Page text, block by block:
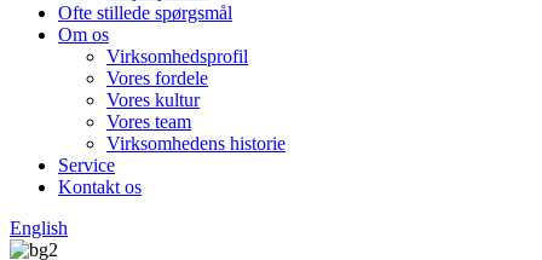
Ofte stillede spørgsmål
Om os
Virksomhedsprofil
Vores fordele
Vores kultur
Vores team
Virksomhedens historie
Service
Kontakt os
English